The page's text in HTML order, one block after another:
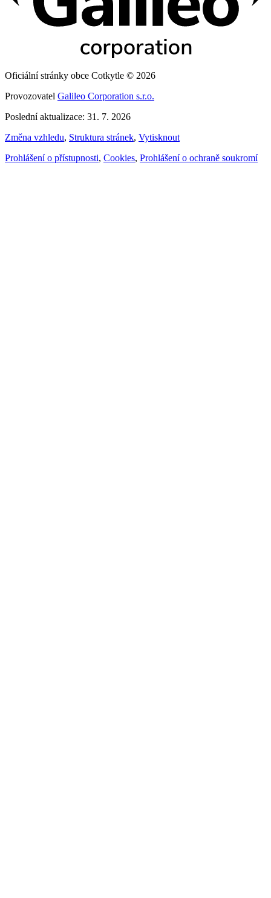
Oficiální stránky obce Cotkytle © 2026
Provozovatel Galileo Corporation s.r.o.
Poslední aktualizace: 31. 7. 2026
Změna vzhledu, Struktura stránek, Vytisknout
Prohlášení o přístupnosti, Cookies, Prohlášení o ochraně soukromí